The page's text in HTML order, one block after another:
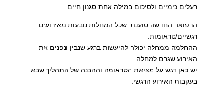
רעלים כימיים ולסיכום במילה אחת סגנון חיים.
הרפואה החדשה טוענת שכל המחלות נובעות מאירועים
רגשיים/טראומות.
ההחלמה ממחלה יכולה להיעשות ברגע שנבין ונפנים את
האירוע שגרם למחלה.
יש כאן דגש על מציאת הטראומה וההבנה של התהליך שבא
בעקבות האירוע הרגשי.